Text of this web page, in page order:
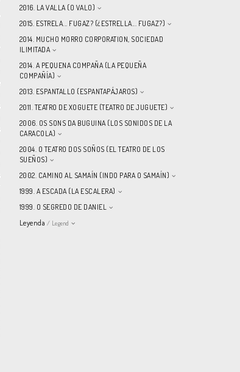
2016. LA VALLA (O VALO)
2015. ESTRELA... FUGAZ? (¿ESTRELLA... FUGAZ?)
2014. MUCHO MORRO CORPORATION, SOCIEDAD
ILIMITADA
2014. A PEQUENA COMPAÑA (LA PEQUEÑA
COMPAÑÍA)
2013. ESPANTALLO (ESPANTAPÁJAROS)
2011. TEATRO DE XOGUETE (TEATRO DE JUGUETE)
2006. OS SONS DA BUGUINA (LOS SONIDOS DE LA
CARACOLA)
2004. O TEATRO DOS SOÑOS (EL TEATRO DE LOS
SUEÑOS)
2002. CAMINO AL SAMAÍN (INDO PARA O SAMAÍN)
1999. A ESCADA (LA ESCALERA)
1999. O SEGREDO DE DANIEL
Leyenda / Legend